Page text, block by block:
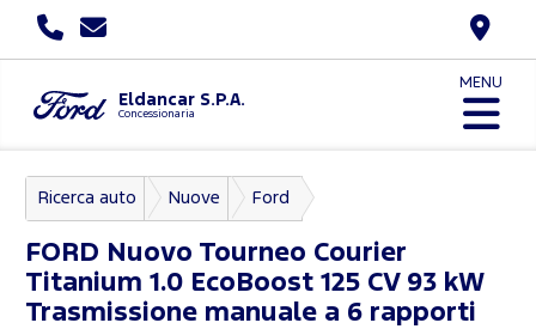
Eldancar S.P.A.
Concessionaria
MENU
Ricerca auto Nuove Ford
Nuovo Tourneo Courier
FORD Nuovo Tourneo Courier
Titanium 1.0 EcoBoost 125 CV 93 kW
Trasmissione manuale a 6 rapporti